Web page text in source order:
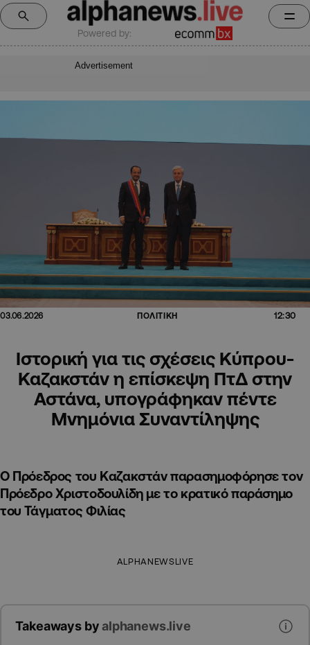
Powered by:
Advertisement
03.06.2026 ΠΟΛΙΤΙΚΗ 12:30
Ιστορική για τις σχέσεις Κύπρου-
Καζακστάν η επίσκεψη ΠτΔ στην
Αστάνα, υπογράφηκαν πέντε
Μνημόνια Συναντίληψης
Ο Πρόεδρος του Καζακστάν παρασημοφόρησε τον
Πρόεδρο Χριστοδουλίδη με το κρατικό παράσημο
του Τάγματος Φιλίας
ALPHANEWSLIVE
Takeaways byalphanews.live